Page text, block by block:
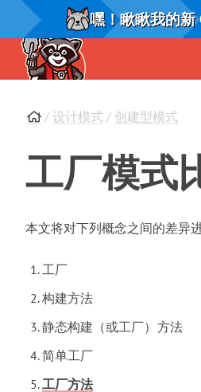
嘿！瞅瞅我的新
/ 设计模式 / 创建型模式
工厂模式
本文将对下列概念之间的差异
工厂
构建方法
静态构建 （或工厂） 方法
简单工厂
工厂方法